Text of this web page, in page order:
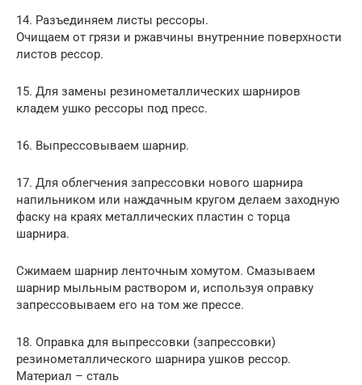
14. Разъединяем листы рессоры.
Очищаем от грязи и ржавчины внутренние поверхности
листов рессор.
15. Для замены резинометаллических шарниров
кладем ушко рессоры под пресс.
16. Выпрессовываем шарнир.
17. Для облегчения запрессовки нового шарнира
напильником или наждачным кругом делаем заходную
фаску на краях металлических пластин с торца
шарнира.
Сжимаем шарнир ленточным хомутом. Смазываем
шарнир мыльным раствором и, используя оправку
запрессовываем его на том же прессе.
18. Оправка для выпрессовки (запрессовки)
резинометаллического шарнира ушков рессор.
Материал – сталь